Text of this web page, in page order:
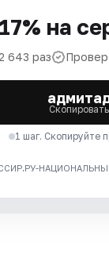
на
643 раз
Скопировать
1 шаг. Скопируйте